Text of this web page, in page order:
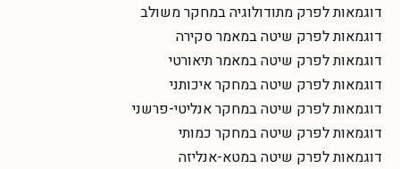
דוגמאות לפרק מתודולוגיה במחקר משולב
דוגמאות לפרק שיטה במאמר סקירה
דוגמאות לפרק שיטה במאמר תיאורטי
דוגמאות לפרק שיטה במחקר איכותני
דוגמאות לפרק שיטה במחקר אנליטי-פרשני
דוגמאות לפרק שיטה במחקר כמותי
דוגמאות לפרק שיטה במטא-אנליזה